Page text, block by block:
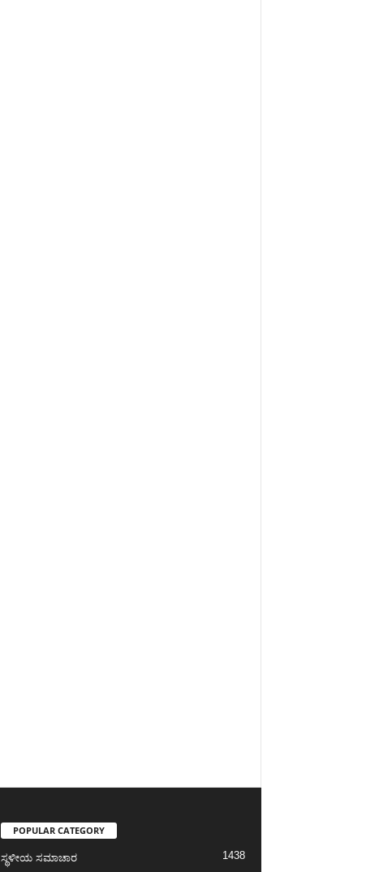
POPULAR CATEGORY
ಸ್ಥಳೀಯ ಸಮಾಚಾರ 1438